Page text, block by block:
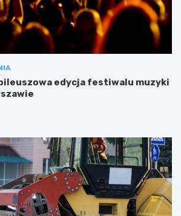
edycja festiwalu muzyki